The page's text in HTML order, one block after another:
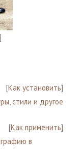
]
[Как установить]
стили и другое
[Как применить]
в